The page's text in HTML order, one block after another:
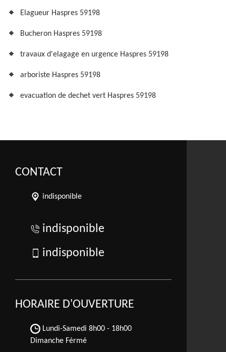
Elagueur Haspres 59198
Bucheron Haspres 59198
travaux d'elagage en urgence Haspres 59198
arboriste Haspres 59198
evacuation de dechet vert Haspres 59198
CONTACT
indisponible
indisponible
indisponible
HORAIRE D'OUVERTURE
Lundi-Samedi 8h00 - 18h00
Dimanche Férmé